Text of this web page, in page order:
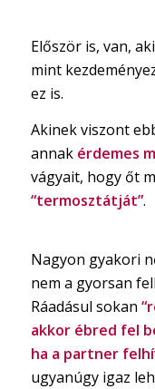
Először is, van,
mint
ez is.
Akinek viszont
annakérdemes
vágyait, hogy őt
“termosztátját”.
Nagyon gyakori
nem a gyorsan
Ráadásul sokan
akkor ébred fel
ha a partner
ugyanúgy igaz